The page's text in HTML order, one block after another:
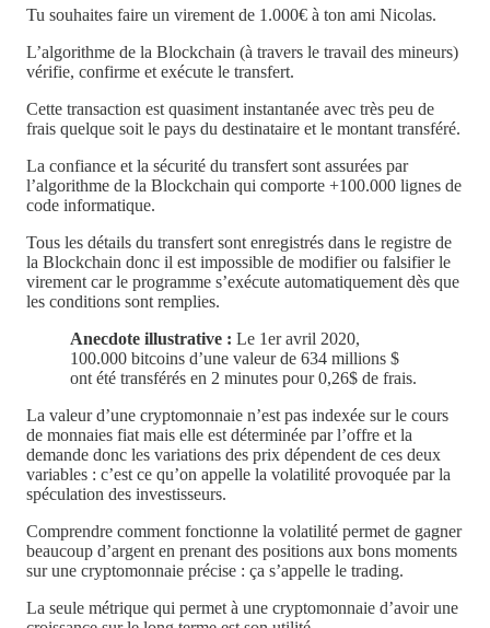
Tu souhaites faire un virement de 1.000€ à ton ami Nicolas.
L’algorithme de la Blockchain (à travers le travail des mineurs)
vérifie, confirme et exécute le transfert.
Cette transaction est quasiment instantanée avec très peu de
frais quelque soit le pays du destinataire et le montant transféré.
La confiance et la sécurité du transfert sont assurées par
l’algorithme de la Blockchain qui comporte +100.000 lignes de
code informatique.
Tous les détails du transfert sont enregistrés dans le registre de
la Blockchain donc il est impossible de modifier ou falsifier le
virement car le programme s’exécute automatiquement dès que
les conditions sont remplies.
Anecdote illustrative : Le 1er avril 2020,
100.000 bitcoins d’une valeur de 634 millions $
ont été transférés en 2 minutes pour 0,26$ de frais.
La valeur d’une cryptomonnaie n’est pas indexée sur le cours
de monnaies fiat mais elle est déterminée par l’offre et la
demande donc les variations des prix dépendent de ces deux
variables : c’est ce qu’on appelle la volatilité provoquée par la
spéculation des investisseurs.
Comprendre comment fonctionne la volatilité permet de gagner
beaucoup d’argent en prenant des positions aux bons moments
sur une cryptomonnaie précise : ça s’appelle le trading.
La seule métrique qui permet à une cryptomonnaie d’avoir une